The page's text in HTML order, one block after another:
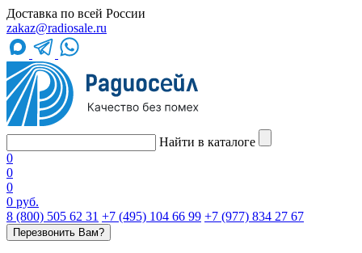
Доставка по всей России
zakaz@radiosale.ru
Найти в каталоге
0
0
0
0 руб.
8 (800) 505 62 31 +7 (495) 104 66 99 +7 (977) 834 27 67
Перезвонить Вам?